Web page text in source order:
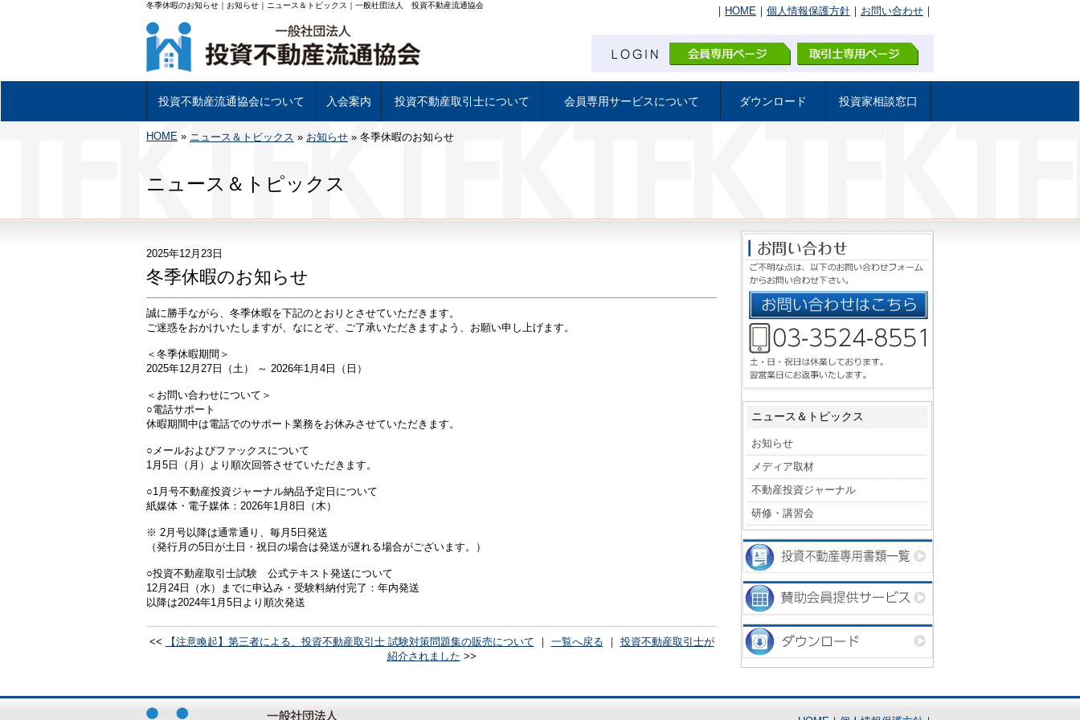
冬季休暇のお知らせ｜お知らせ｜ニュース＆トピックス｜一般社団法人 投資不動産流通協会 ｜ HOME ｜ 個人情報保護方針 ｜ お問い合わせ ｜
投資不動産流通協会について
投資不動産流通協会について
基幹事業について
組織図及び理事
当協会会員一覧
投資不動産専用書類について
アクセス
入会案内
入会について
入会手続き
投資不動産取引士について
投資不動産取引士について
試験日程と受験申し込み
資格試験 学習教材について
投資不動産取引士 資格証
会員専用サービスについて ダウンロード 投資家相談窓口
HOME » ニュース＆トピックス » お知らせ » 冬季休暇のお知らせ
ニュース＆トピックス
2025年12月23日
冬季休暇のお知らせ
誠に勝手ながら、冬季休暇を下記のとおりとさせていただきます。
ご迷惑をおかけいたしますが、なにとぞ、ご了承いただきますよう、お願い申し上げます。
＜冬季休暇期間＞
2025年12月27日（土） ～ 2026年1月4日（日）
＜お問い合わせについて＞
○電話サポート
休暇期間中は電話でのサポート業務をお休みさせていただきます。
○メールおよびファックスについて
1月5日（月）より順次回答させていただきます。
○1月号不動産投資ジャーナル納品予定日について
紙媒体・電子媒体：2026年1月8日（木）
※ 2月号以降は通常通り、毎月5日発送
（発行月の5日が土日・祝日の場合は発送が遅れる場合がございます。）
○投資不動産取引士試験 公式テキスト発送について
12月24日（水）までに申込み・受験料納付完了：年内発送
以降は2024年1月5日より順次発送
<< 【注意喚起】第三者による、投資不動産取引士 試験対策問題集の販売について ｜ 一覧へ戻る ｜ 投資不動産取引士が
紹介されました >>
ニュース＆トピックス
お知らせ
メディア取材
不動産投資ジャーナル
研修・講習会